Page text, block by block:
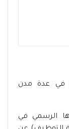
تعلن 36 وظيفة في عدة مدن
الرسمي في